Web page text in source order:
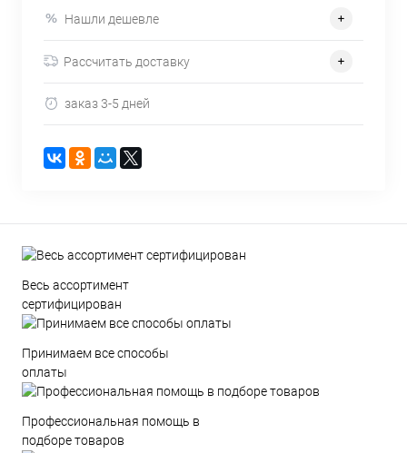
Нашли дешевле
Рассчитать доставку
заказ 3-5 дней
Весь ассортимент
сертифицирован
Принимаем все способы
оплаты
Профессиональная помощь в
подборе товаров